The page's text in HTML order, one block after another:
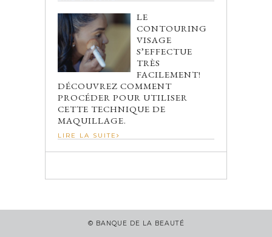
LE
CONTOURING
VISAGE
S’EFFECTUE
TRÈS
FACILEMENT!
DÉCOUVREZ COMMENT
PROCÉDER POUR UTILISER
CETTE TECHNIQUE DE
MAQUILLAGE.
LIRE LA SUITE
© BANQUE DE LA BEAUTÉ